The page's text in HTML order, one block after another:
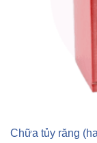
Chữa tủy răng